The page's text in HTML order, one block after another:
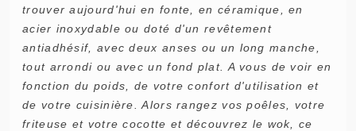
trouver aujourd'hui en fonte, en céramique, en
acier inoxydable ou doté d'un revêtement
antiadhésif, avec deux anses ou un long manche,
tout arrondi ou avec un fond plat. A vous de voir en
fonction du poids, de votre confort d'utilisation et
de votre cuisinière. Alors rangez vos poêles, votre
friteuse et votre cocotte et découvrez le wok, ce